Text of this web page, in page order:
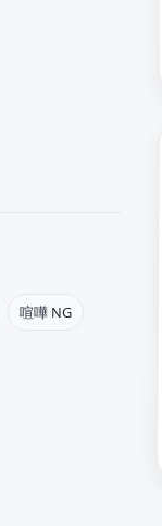
喧嘩 NG